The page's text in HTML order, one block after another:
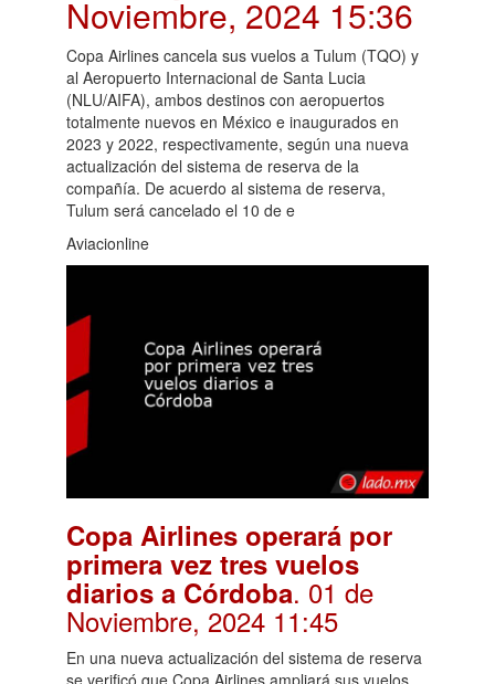
Noviembre, 2024 15:36
Copa Airlines cancela sus vuelos a Tulum (TQO) y
al Aeropuerto Internacional de Santa Lucia
(NLU/AIFA), ambos destinos con aeropuertos
totalmente nuevos en México e inaugurados en
2023 y 2022, respectivamente, según una nueva
actualización del sistema de reserva de la
compañía. De acuerdo al sistema de reserva,
Tulum será cancelado el 10 de e
Aviacionline
Copa Airlines operará por
primera vez tres vuelos
diarios a Córdoba. 01 de
Noviembre, 2024 11:45
En una nueva actualización del sistema de reserva
se verificó que Copa Airlines ampliará sus vuelos